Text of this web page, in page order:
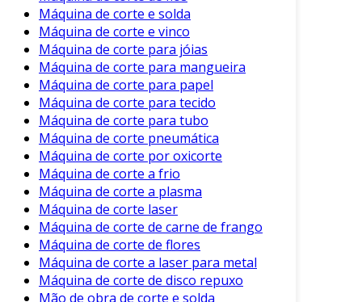
sempre:
Óculos de Segurança: Protegem os olhos
de fragmentos.
Luvas de Segurança:Previnem cortes
nas mãos.
Máscaras:Evitam a inalação de partículas
em processos de corte.
Além disso, o ambiente de trabalho deve ser
organizado e limpo para evitar acidentes.
Considerações Finais
O corte de vidro é um serviço que combina arte
e técnica. A escolha da técnica apropriada,
Máquina de corte e solda
Máquina de corte e vinco
Máquina de corte para jóias
Máquina de corte para mangueira
Máquina de corte para papel
Máquina de corte para tecido
Máquina de corte para tubo
Máquina de corte pneumática
Máquina de corte por oxicorte
Máquina de corte a frio
Máquina de corte a plasma
Máquina de corte laser
Máquina de corte de carne de frango
Máquina de corte de flores
Máquina de corte a laser para metal
Máquina de corte de disco repuxo
Mão de obra de corte e solda